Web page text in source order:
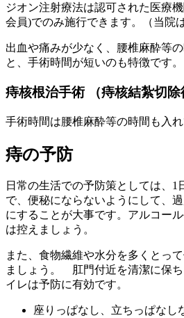
ジオン注射療法は認可された医療
会員)でのみ施行できます。（当院
出血や痛みが少なく、腰椎麻酔等
と、手術時間が短いのも特徴です。
痔核根治手術 （痔核結紮切除
手術時間は腰椎麻酔等の時間も入れ
痔の予防
日常の生活での予防策としては、1
で、便秘にならないようにして、
にすることが大事です。アルコー
は控えましょう。
また、食物繊維や水分を多くとっ
ましょう。 肛門付近を清潔に保ち
イレは予防に有効です。
座りっぱなし、立ちっぱなし